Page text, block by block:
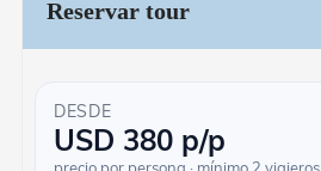
Reservar tour
DESDE
USD 380 p/p